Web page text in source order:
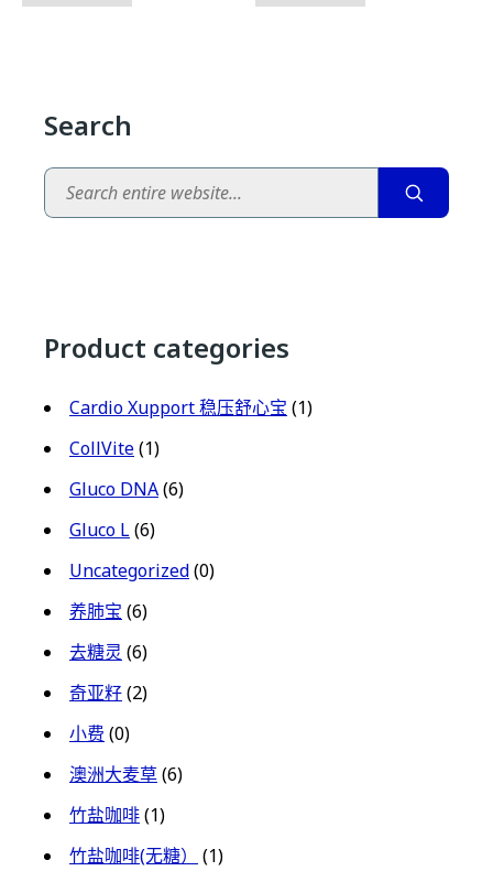
Search
Search
Product categories
Cardio Xupport 稳压舒心宝 (1)
CollVite(1)
Gluco DNA(6)
Gluco L(6)
Uncategorized(0)
养肺宝 (6)
去糖灵 (6)
奇亚籽(2)
小费 (0)
澳洲大麦草(6)
竹盐咖啡(1)
竹盐咖啡(无糖）
(1)